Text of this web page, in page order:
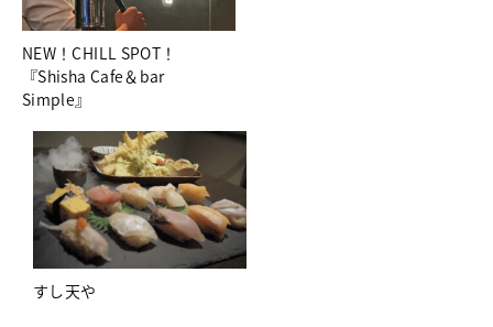
NEW！CHILL SPOT！
『Shisha Cafe＆bar
Simple』
すし天や